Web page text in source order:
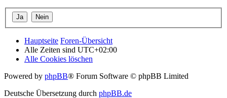
Hauptseite Foren-Übersicht
Alle Zeiten sind UTC+02:00
Alle Cookies löschen
Powered by phpBB® Forum Software © phpBB Limited
Deutsche Übersetzung durch phpBB.de